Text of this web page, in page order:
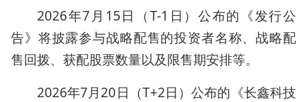
2026年7月15日（T-1日）公布的《发行公
告》将披露参与战略配售的投资者名称、战略配
售回拨、获配股票数量以及限售期安排等。
2026年7月20日（T+2日）公布的《长鑫科技